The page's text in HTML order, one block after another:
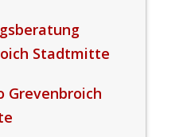
Stadtmitte
Grevenbroich